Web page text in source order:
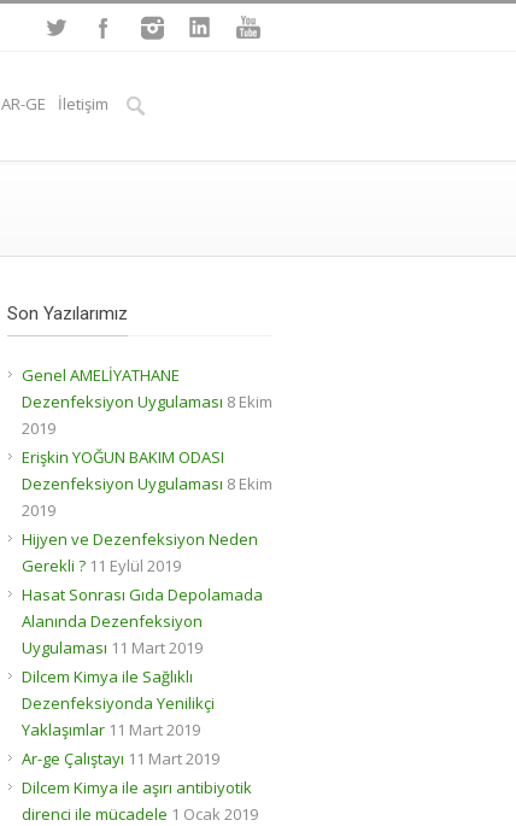
AR-GE İletişim
Son Yazılarımız
Genel AMELİYATHANE
Dezenfeksiyon Uygulaması 8 Ekim
2019
Erişkin YOĞUN BAKIM ODASI
Dezenfeksiyon Uygulaması 8 Ekim
2019
Hijyen ve Dezenfeksiyon Neden
Gerekli ? 11 Eylül 2019
Hasat Sonrası Gıda Depolamada
Alanında Dezenfeksiyon
Uygulaması 11 Mart 2019
Dilcem Kimya ile Sağlıklı
Dezenfeksiyonda Yenilikçi
Yaklaşımlar 11 Mart 2019
Ar-ge Çalıştayı 11 Mart 2019
Dilcem Kimya ile aşırı antibiyotik
direnci ile mücadele 1 Ocak 2019